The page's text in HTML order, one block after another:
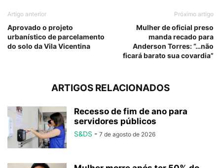
Artigo anterior
Aprovado o projeto
urbanístico de parcelamento
do solo da Vila Vicentina
Próximo artigo
Mulher de oficial preso
manda recado para
Anderson Torres: “…não
ficará barato sua covardia”
ARTIGOS RELACIONADOS
Recesso de fim de ano para
servidores públicos
S&DS - 7 de agosto de 2026